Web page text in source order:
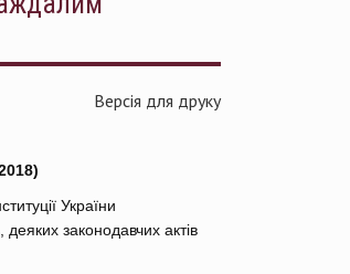
Версія для друку
України
законодавчих актів